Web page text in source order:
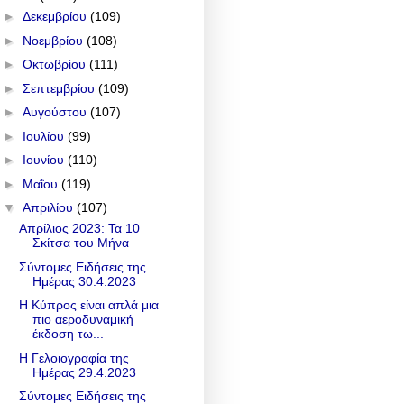
► Δεκεμβρίου (109)
► Νοεμβρίου (108)
► Οκτωβρίου (111)
► Σεπτεμβρίου (109)
► Αυγούστου (107)
► Ιουλίου (99)
► Ιουνίου (110)
► Μαΐου (119)
▼ Απριλίου (107)
Απρίλιος 2023: Τα 10
Σκίτσα του Μήνα
Σύντομες Ειδήσεις της
Ημέρας 30.4.2023
Η Κύπρος είναι απλά μια
πιο αεροδυναμική
έκδοση τω...
Η Γελοιογραφία της
Ημέρας 29.4.2023
Σύντομες Ειδήσεις της